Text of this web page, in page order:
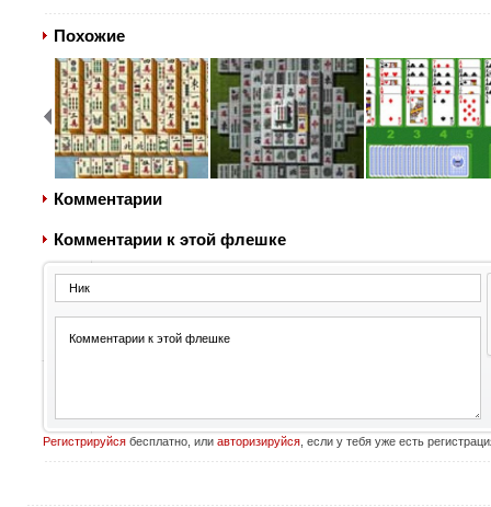
Похожие
Комментарии
Комментарии к этой флешке
Регистрируйсябесплатно, или авторизируйся, если у тебя уже есть